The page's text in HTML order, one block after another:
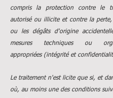
compris la protection contre le
autorisé ou illicite et contre la
ou les dégâts d'origine
mesures techniques ou
appropriées (intégrité et
Le traitement n'est licite que si, et
où, au moins une des conditions